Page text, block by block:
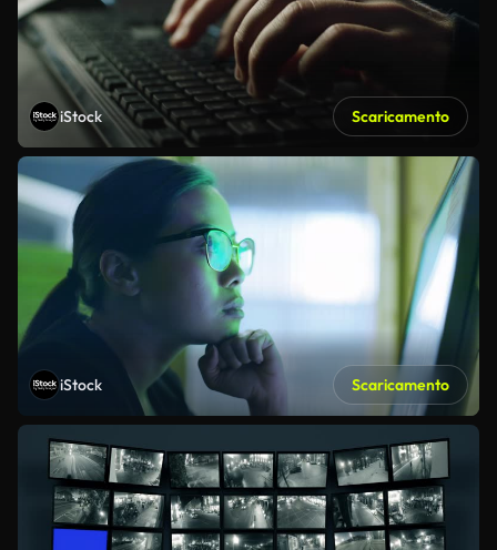
iStock Scaricamento
iStock Scaricamento